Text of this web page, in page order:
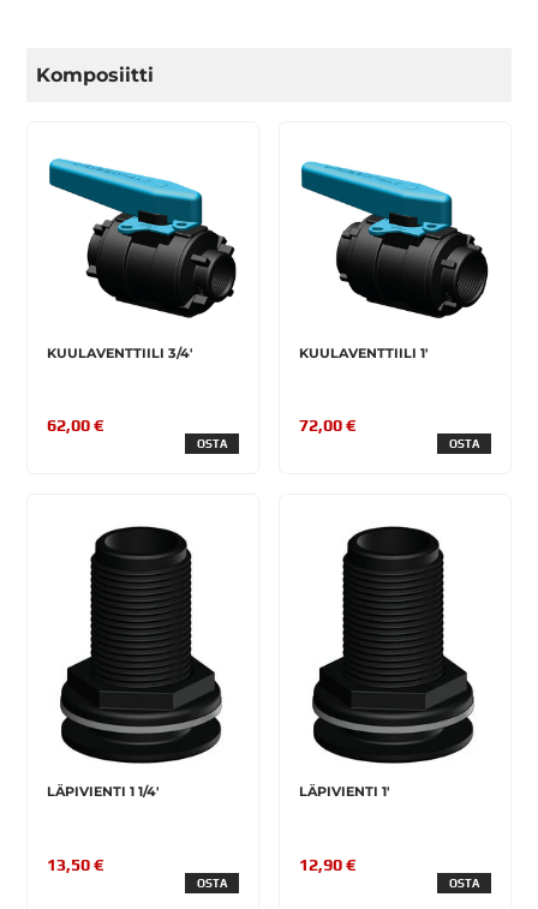
Komposiitti
KUULAVENTTIILI 3/4'
62,00 €
OSTA
KUULAVENTTIILI 1'
72,00 €
OSTA
LÄPIVIENTI 1 1/4'
13,50 €
OSTA
LÄPIVIENTI 1'
12,90 €
OSTA